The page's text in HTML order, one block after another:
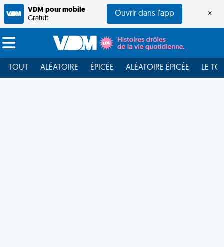
VDM pour mobile
Gratuit
Ouvrir dans l'app ×
TOUT ALÉATOIRE ÉPICÉE ALÉATOIRE ÉPICÉE LE